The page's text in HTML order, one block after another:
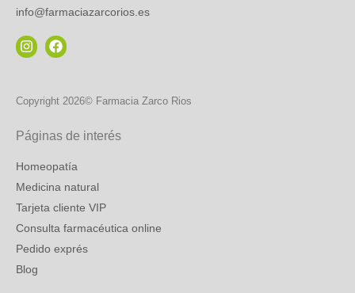
info@farmaciazarcorios.es
Copyright 2026© Farmacia Zarco Rios
Páginas de interés
Homeopatía
Medicina natural
Tarjeta cliente VIP
Consulta farmacéutica online
Pedido exprés
Blog